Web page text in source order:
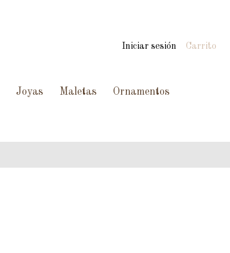
Iniciar sesión Carrito
Joyas Maletas Ornamentos